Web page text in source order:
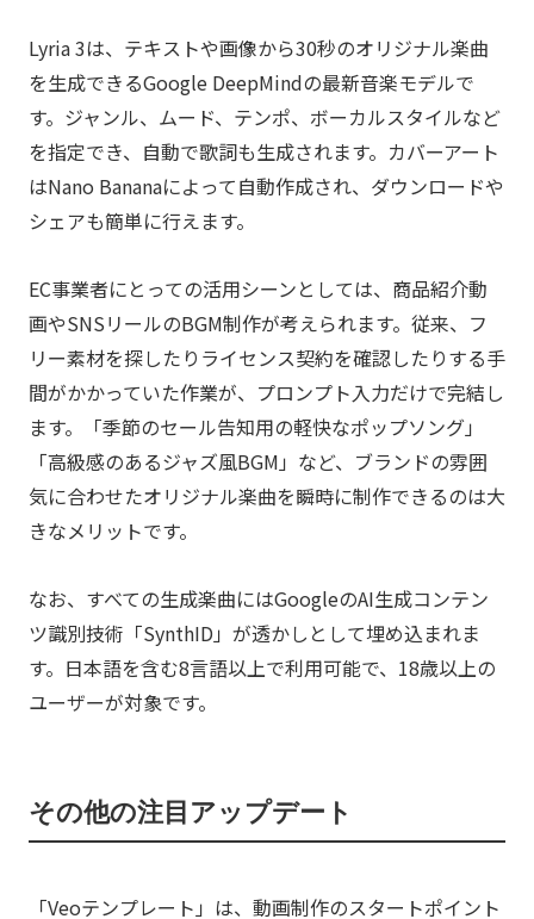
Lyria 3は、テキストや画像から30秒のオリジナル楽曲
を生成できるGoogle DeepMindの最新音楽モデルで
す。ジャンル、ムード、テンポ、ボーカルスタイルなど
を指定でき、自動で歌詞も生成されます。カバーアート
はNano Bananaによって自動作成され、ダウンロードや
シェアも簡単に行えます。
EC事業者にとっての活用シーンとしては、商品紹介動
画やSNSリールのBGM制作が考えられます。従来、フ
リー素材を探したりライセンス契約を確認したりする手
間がかかっていた作業が、プロンプト入力だけで完結し
ます。「季節のセール告知用の軽快なポップソング」
「高級感のあるジャズ風BGM」など、ブランドの雰囲
気に合わせたオリジナル楽曲を瞬時に制作できるのは大
きなメリットです。
なお、すべての生成楽曲にはGoogleのAI生成コンテン
ツ識別技術「SynthID」が透かしとして埋め込まれま
す。日本語を含む8言語以上で利用可能で、18歳以上の
ユーザーが対象です。
その他の注目アップデート
「Veoテンプレート」は、動画制作のスタートポイント